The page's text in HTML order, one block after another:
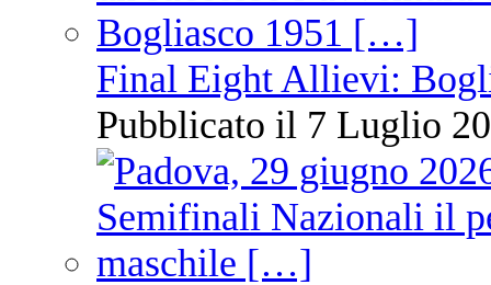
Final Eight Allievi:
Pubblicato il 7 Luglio